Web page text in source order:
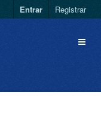
Entrar Registrar